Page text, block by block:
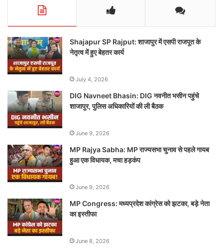
Shajapur SP Rajput: शाजापुर में एसपी राजपूत के
नेतृत्व में हुए बेहतर कार्य
July 4, 2026
DIG Navneet Bhasin: DIG नवनीत भसीन पहुंचे
शाजापुर, पुलिस अधिकारियों की ली बैठक
June 9, 2026
MP Rajya Sabha: MP राज्यसभा चुनाव से पहले गायब
हुआ एक विधायक, मचा हड़कंप
June 9, 2026
MP Congress: मध्यप्रदेश कांग्रेस को झटका, बड़े नेता
का इस्तीफा
June 8, 2026